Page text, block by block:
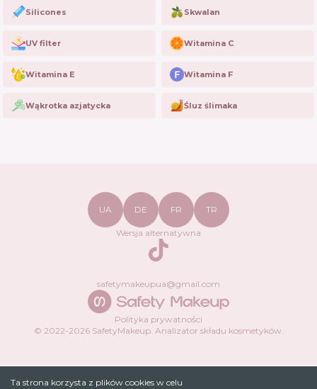
Ta strona korzysta z plików cookies w celu
Silicones Skwalan
UV filter Witamina C
Witamina E Witamina F
Wąkrotka azjatycka Śluz ślimaka
Polityka prywatności
© 2022-2026SafetyMakeup. Analizator składu kosmetyków
UA DE FR TR
Wersja alternatywna
TikTok
safetymakeupua@gmail.com